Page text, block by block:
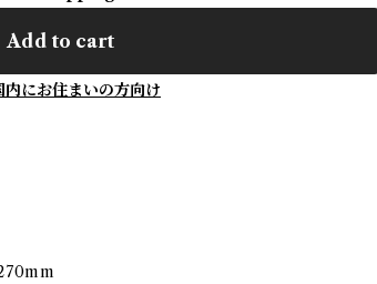
Add to cart
内にお住まいの方向け